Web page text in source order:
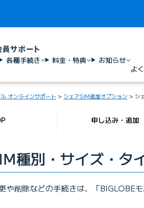
各種手続き 料金・特典
お知らせ
よ
オンラインサポート シェアSIM追加オプション シ
申し込み・追加
種別・サイズ・タ
や削除などの手続きは、「BIGLOBE